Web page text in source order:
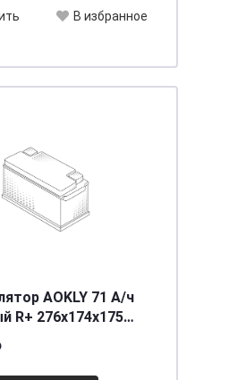
В избранное
AOKLY 71 А/ч
R+ 276x174x175